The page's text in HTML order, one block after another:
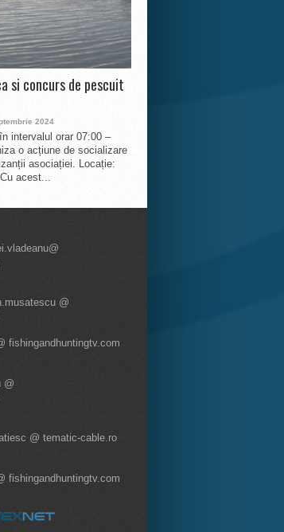
si concurs de pescuit
2024
intervalul orar 07:00 –
o acțiune de socializare
asociației. Locație:
acest...
@
fishingandhuntingtv.com
@
@ tematic-cable.ro
fishingandhuntingtv.com